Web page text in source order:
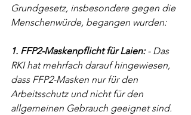
Grundgesetz, insbesondere gegen die
Menschenwürde, begangen wurden:
1. FFP2-Maskenpflicht für Laien: - Das
RKI hat mehrfach darauf hingewiesen,
dass FFP2-Masken nur für den
Arbeitsschutz und nicht für den
allgemeinen Gebrauch geeignet sind.